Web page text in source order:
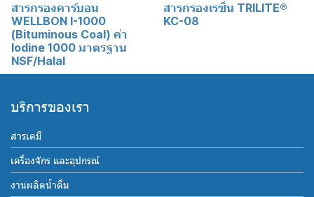
สารกรองคาร์บอน
WELLBON I-1000
(Bituminous Coal) ค่า
Iodine 1000 มาตรฐาน
NSF/Halal
สารกรองเรซิ่น TRILITE®
KC-08
บริการของเรา
สารเคมี
เครื่องจักร และอุปกรณ์
งานผลิตน้ำดื่ม